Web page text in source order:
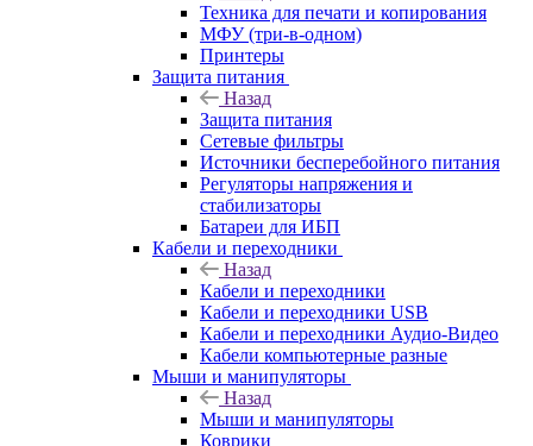
Техника для печати и копирования
МФУ (три-в-одном)
Принтеры
Защита питания
Назад
Защита питания
Сетевые фильтры
Источники бесперебойного питания
Регуляторы напряжения и
стабилизаторы
Батареи для ИБП
Кабели и переходники
Назад
Кабели и переходники
Кабели и переходники USB
Кабели и переходники Аудио-Видео
Кабели компьютерные разные
Мыши и манипуляторы
Назад
Мыши и манипуляторы
Коврики